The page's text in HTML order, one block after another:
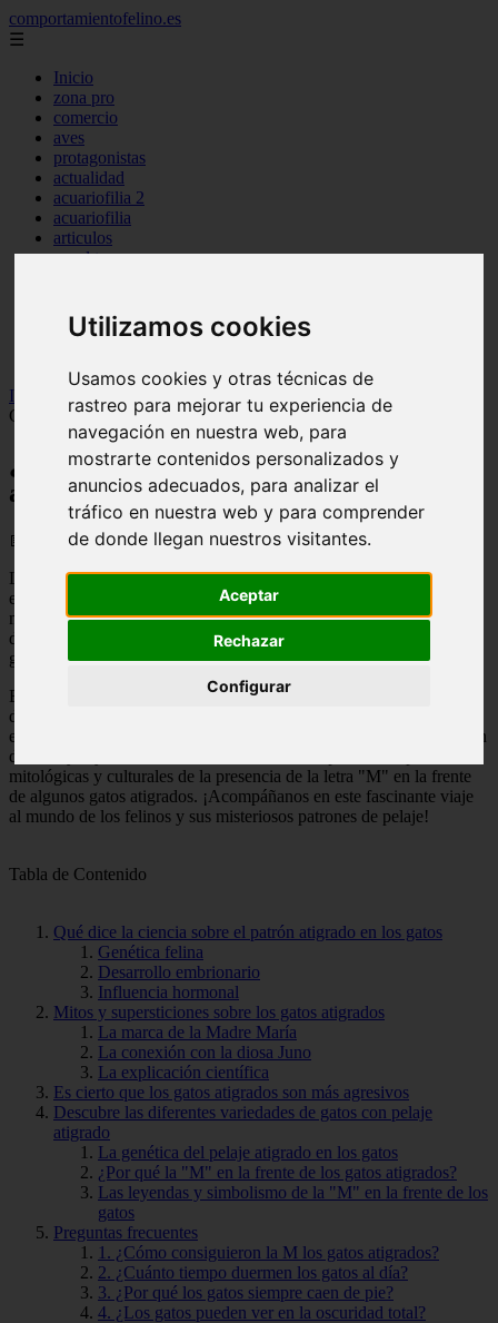
Utilizamos cookies
Usamos cookies y otras técnicas de
rastreo para mejorar tu experiencia de
navegación en nuestra web, para
mostrarte contenidos personalizados y
anuncios adecuados, para analizar el
tráfico en nuestra web y para comprender
de donde llegan nuestros visitantes.
Aceptar
Rechazar
Configurar
comportamientofelino.es
☰
Inicio
zona pro
comercio
aves
protagonistas
actualidad
acuariofilia 2
acuariofilia
articulos
canal tv
tablon de anuncios
uncategorized
Inicio
gatos2
¿Cómo consiguieron la M los gatos atigrados?
Ciencia y leyendas
¿Cómo consiguieron la M los gatos
atigrados? Ciencia y leyendas
📅 10/05/2025
Los gatos atigrados son una de las variantes de pelaje más comunes
en los felinos domésticos. Su característico patrón de rayas y
manchas ha despertado la curiosidad de muchas personas a lo largo
de la historia. Pero, ¿cómo se forma ese patrón y por qué algunos
gatos atigrados presentan una letra "M" en la frente?
Exploraremos la ciencia detrás del pelaje de los gatos atigrados y
descubriremos las teorías y leyendas que rodean a la famosa marca
en forma de "M". Veremos cómo la genética influye en la formación
de las rayas y manchas, así como también las posibles explicaciones
mitológicas y culturales de la presencia de la letra "M" en la frente
de algunos gatos atigrados. ¡Acompáñanos en este fascinante viaje
al mundo de los felinos y sus misteriosos patrones de pelaje!
Tabla de Contenido
Qué dice la ciencia sobre el patrón atigrado en los gatos
Genética felina
Desarrollo embrionario
Influencia hormonal
Mitos y supersticiones sobre los gatos atigrados
La marca de la Madre María
La conexión con la diosa Juno
La explicación científica
Es cierto que los gatos atigrados son más agresivos
Descubre las diferentes variedades de gatos con pelaje
atigrado
La genética del pelaje atigrado en los gatos
¿Por qué la "M" en la frente de los gatos atigrados?
Las leyendas y simbolismo de la "M" en la frente de los
gatos
Preguntas frecuentes
1. ¿Cómo consiguieron la M los gatos atigrados?
2. ¿Cuánto tiempo duermen los gatos al día?
3. ¿Por qué los gatos siempre caen de pie?
4. ¿Los gatos pueden ver en la oscuridad total?